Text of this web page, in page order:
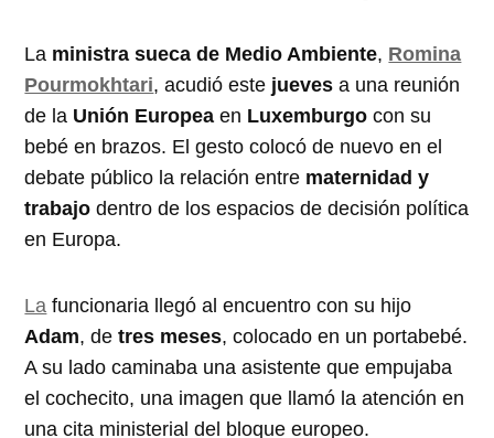
La ministra sueca de Medio Ambiente, Romina
Pourmokhtari, acudió este jueves a una reunión
de la Unión Europea en Luxemburgo con su
bebé en brazos. El gesto colocó de nuevo en el
debate público la relación entre maternidad y
trabajo dentro de los espacios de decisión política
en Europa.
La funcionaria llegó al encuentro con su hijo
Adam, detres meses, colocado en un portabebé.
A su lado caminaba una asistente que empujaba
el cochecito, una imagen que llamó la atención en
una cita ministerial del bloque europeo.